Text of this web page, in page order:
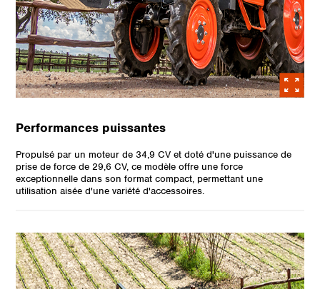
Performances puissantes
Propulsé par un moteur de 34,9 CV et doté d'une puissance de
prise de force de 29,6 CV, ce modèle offre une force
exceptionnelle dans son format compact, permettant une
utilisation aisée d'une variété d'accessoires.